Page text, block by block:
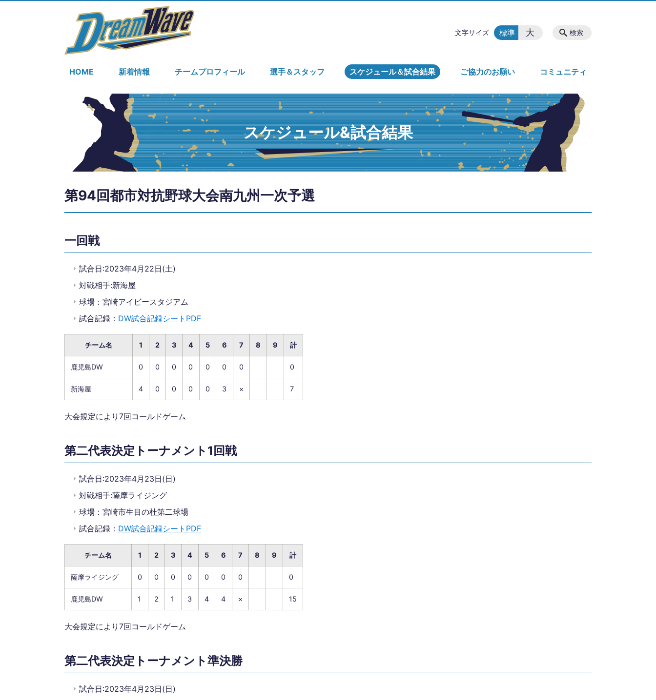
HOME 新着情報 チームプロフィール 選手＆スタッフ スケジュール＆試合結果 ご協力のお願い コミュニティ
検索
文字サイズ 標準 大
スケジュール&試合結果
第94回都市対抗野球大会南九州一次予選
一回戦
試合日:2023年4月22日(土)
対戦相手:新海屋
球場：宮崎アイビースタジアム
試合記録： DW試合記録シートPDF
チーム名 1 2 3 4 5 6 7 8 9 計
鹿児島DW 0 0 0 0 0 0 0 0
新海屋 4 0 0 0 0 3 × 7
大会規定により7回コールドゲーム
第二代表決定トーナメント1回戦
試合日:2023年4月23日(日)
対戦相手:薩摩ライジング
球場：宮崎市生目の杜第二球場
試合記録： DW試合記録シートPDF
チーム名 1 2 3 4 5 6 7 8 9 計
薩摩ライジング 0 0 0 0 0 0 0 0
鹿児島DW 1 2 1 3 4 4 × 15
大会規定により7回コールドゲーム
第二代表決定トーナメント準決勝
試合日:2023年4月23日(日)